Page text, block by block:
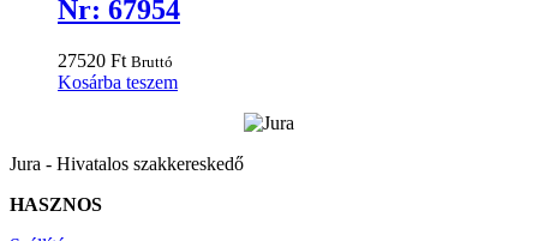
Nr: 67954
27520 Ft Bruttó
Kosárba teszem
Jura - Hivatalos szakkereskedő
HASZNOS